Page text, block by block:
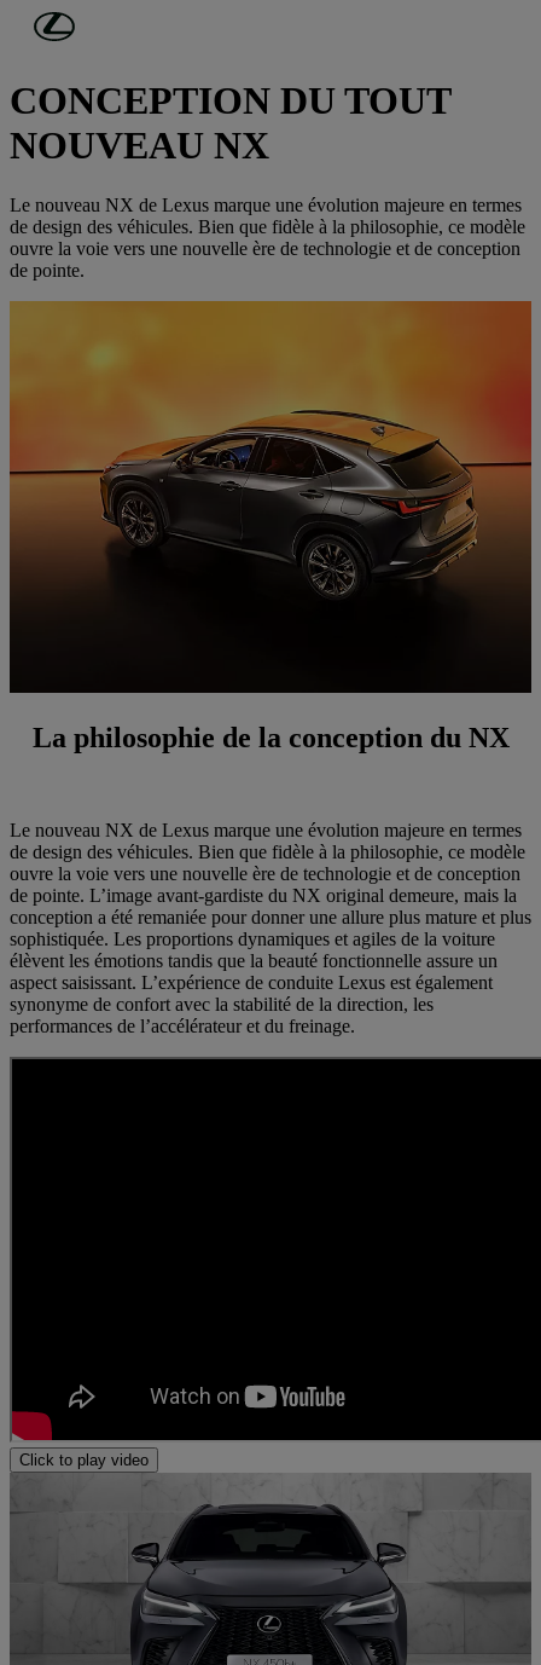
Passer au contenu principal
VEHICULES NEUFS
CONCEPTION DU TOUT
NOUVEAU NX
Le nouveau NX de Lexus marque une évolution majeure en termes
de design des véhicules. Bien que fidèle à la philosophie, ce modèle
ouvre la voie vers une nouvelle ère de technologie et de conception
de pointe.
La philosophie de la conception du NX
Le nouveau NX de Lexus marque une évolution majeure en termes
de design des véhicules. Bien que fidèle à la philosophie, ce modèle
ouvre la voie vers une nouvelle ère de technologie et de conception
de pointe. L’image avant-gardiste du NX original demeure, mais la
conception a été remaniée pour donner une allure plus mature et plus
sophistiquée. Les proportions dynamiques et agiles de la voiture
élèvent les émotions tandis que la beauté fonctionnelle assure un
aspect saisissant. L’expérience de conduite Lexus est également
synonyme de confort avec la stabilité de la direction, les
performances de l’accélérateur et du freinage.
Click to play video